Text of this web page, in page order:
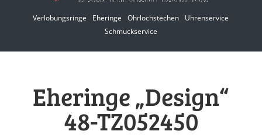
Verlobungsringe Eheringe Ohrlochstechen
Uhrenservice
Schmuckservice
Eheringe „Design“
48-TZ052450